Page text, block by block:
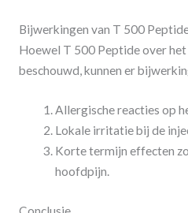
Bijwerkingen van T 500
Hoewel T 500 Peptide over
beschouwd, kunnen er
Allergische reacties op
Lokale irritatie bij de
Korte termijn effecten
hoofdpijn.